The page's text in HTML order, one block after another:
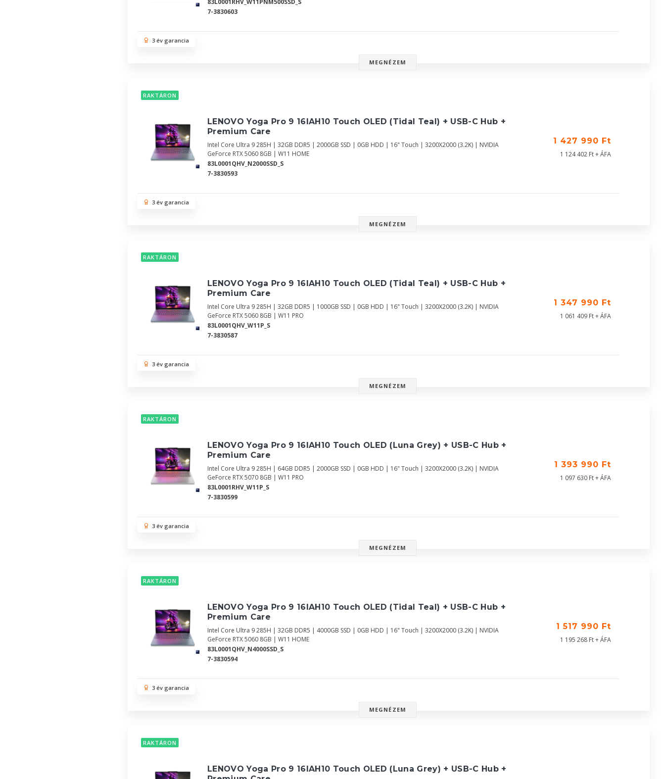
83L0001RHV_W11PNM500SSD_S
7-3830603
3 év garancia
MEGNÉZEM
RAKTÁRON
LENOVO Yoga Pro 9 16IAH10 Touch OLED (Tidal Teal) + USB-C Hub +
Premium Care
Intel Core Ultra 9 285H | 32GB DDR5 | 2000GB SSD | 0GB HDD | 16" Touch | 3200X2000 (3.2K) | NVIDIA
GeForce RTX 5060 8GB | W11 HOME
83L0001QHV_N2000SSD_S
7-3830593
1 427 990 Ft
1 124 402 Ft + ÁFA
3 év garancia
MEGNÉZEM
RAKTÁRON
LENOVO Yoga Pro 9 16IAH10 Touch OLED (Tidal Teal) + USB-C Hub +
Premium Care
Intel Core Ultra 9 285H | 32GB DDR5 | 1000GB SSD | 0GB HDD | 16" Touch | 3200X2000 (3.2K) | NVIDIA
GeForce RTX 5060 8GB | W11 PRO
83L0001QHV_W11P_S
7-3830587
1 347 990 Ft
1 061 409 Ft + ÁFA
3 év garancia
MEGNÉZEM
RAKTÁRON
LENOVO Yoga Pro 9 16IAH10 Touch OLED (Luna Grey) + USB-C Hub +
Premium Care
Intel Core Ultra 9 285H | 64GB DDR5 | 2000GB SSD | 0GB HDD | 16" Touch | 3200X2000 (3.2K) | NVIDIA
GeForce RTX 5070 8GB | W11 PRO
83L0001RHV_W11P_S
7-3830599
1 393 990 Ft
1 097 630 Ft + ÁFA
3 év garancia
MEGNÉZEM
RAKTÁRON
LENOVO Yoga Pro 9 16IAH10 Touch OLED (Tidal Teal) + USB-C Hub +
Premium Care
Intel Core Ultra 9 285H | 32GB DDR5 | 4000GB SSD | 0GB HDD | 16" Touch | 3200X2000 (3.2K) | NVIDIA
GeForce RTX 5060 8GB | W11 HOME
83L0001QHV_N4000SSD_S
7-3830594
1 517 990 Ft
1 195 268 Ft + ÁFA
3 év garancia
MEGNÉZEM
RAKTÁRON
LENOVO Yoga Pro 9 16IAH10 Touch OLED (Luna Grey) + USB-C Hub +